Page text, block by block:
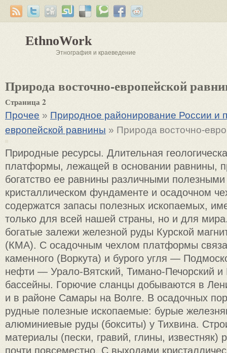
EthnoWork
Этнография и краеведение
Природа восточно-европейской
Страница 2
Прочее » Природное районирование России и
европейской равнины » Природа восточно-
Природные ресурсы. Длительная
платформы, лежащей в основании равнины,
богатство ее равнины различными
кристаллическом фундаменте и осадочном
содержатся запасы полезных ископаемых,
только для всей нашей страны, но и для
богатые залежи железной руды Курской
(КМА). С осадочным чехлом платформы
каменного (Воркута) и бурого угля —
нефти — Урало-Вятский, Тимано-Печорский и
бассейны. Горючие сланцы добываются в
и в районе Самары на Волге. В осадочных
рудные полезные ископаемые: бурые
алюминиевые руды (бокситы) у Тихвина.
материалы (пески, гравий, глины, известняк)
почти повсеместно. С выходами